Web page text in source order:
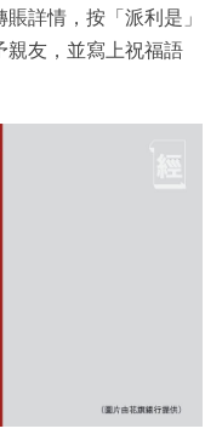
詳情，按「派利是」
親友，並寫上祝福語